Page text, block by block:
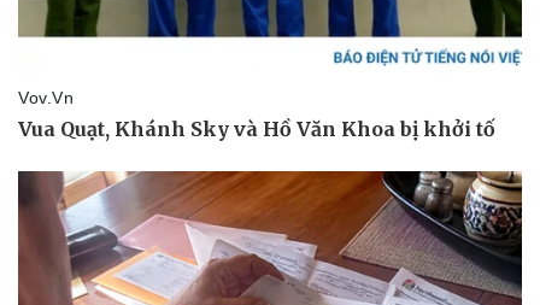
Bóng đá
Lịch thi đấu bóng đá
Thế giới thể thao
eSports
Hậu trường
Ô tô - Xe máy
Xe máy